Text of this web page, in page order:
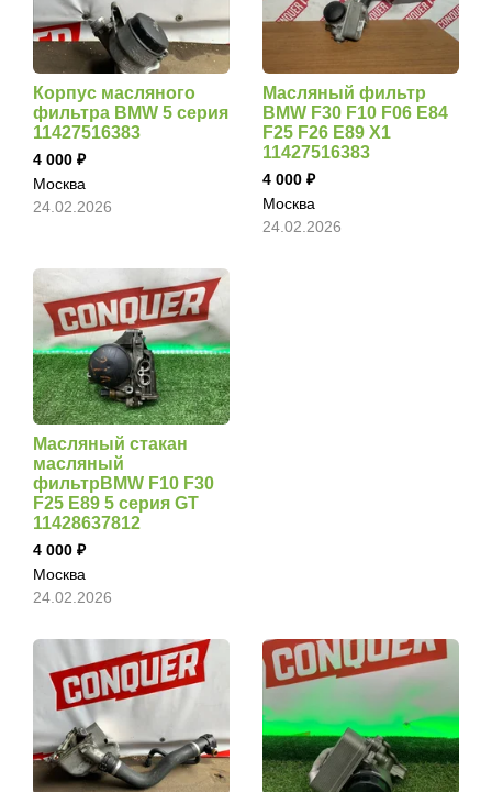
Корпус масляного
фильтра BMW 5 серия
11427516383
4 000
Москва
24.02.2026
Масляный фильтр
BMW F30 F10 F06 E84
F25 F26 E89 X1
11427516383
4 000
Москва
24.02.2026
Масляный стакан
масляный
фильтрBMW F10 F30
F25 E89 5 серия GT
11428637812
4 000
Москва
24.02.2026